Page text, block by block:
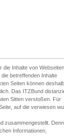
die Inhalte von
betreffenden Inhalte
Seiten können
Das ITZBund
Sitten verstoßen. Für
auf die verwiesen
zusammengestellt.
Informationen,